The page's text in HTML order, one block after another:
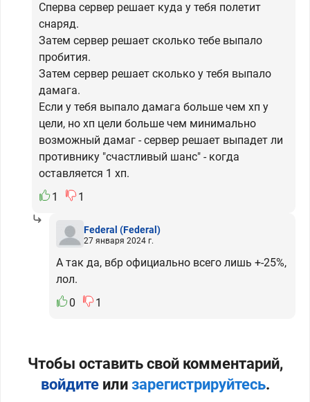
Сперва сервер решает куда у тебя полетит
снаряд.
Затем сервер решает сколько тебе выпало
пробития.
Затем сервер решает сколько у тебя выпало
дамага.
Если у тебя выпало дамага больше чем хп у
цели, но хп цели больше чем минимально
возможный дамаг - сервер решает выпадет ли
противнику "счастливый шанс" - когда
оставляется 1 хп.
1
1
Federal (Federal)
27 января 2024 г.
А так да, вбр официально всего лишь +-25%,
лол.
0
1
Чтобы оставить свой комментарий,
войдитеили зарегистрируйтесь.